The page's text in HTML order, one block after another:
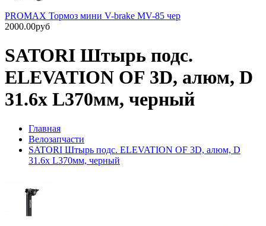
PROMAX Тормоз мини V-brake MV-85 чер
2000.00руб
SATORI Штырь подс.
ELEVATION OF 3D, алюм, D
31.6х L370мм, черный
Главная
Велозапчасти
SATORI Штырь подс. ELEVATION OF 3D, алюм, D
31.6х L370мм, черный